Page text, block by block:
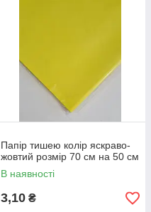
Папір тишею колір яскраво-
жовтий розмір 70 см на 50 см
В наявності
3,10 ₴